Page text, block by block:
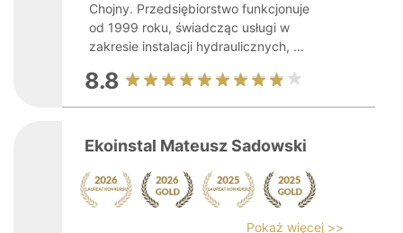
Chojny. Przedsiębiorstwo funkcjonuje
od 1999 roku, świadcząc usługi w
zakresie instalacji hydraulicznych, ...
8.8
Ekoinstal Mateusz Sadowski
Pokaż więcej >>